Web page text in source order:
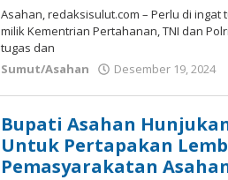
Asahan, redaksisulut.com – Perlu di
milik Kementrian Pertahanan, TNI dan
tugas dan
Sumut/Asahan
Desember 19, 2024
Bupati Asahan
Untuk Pertapakan
Pemasyarakatan